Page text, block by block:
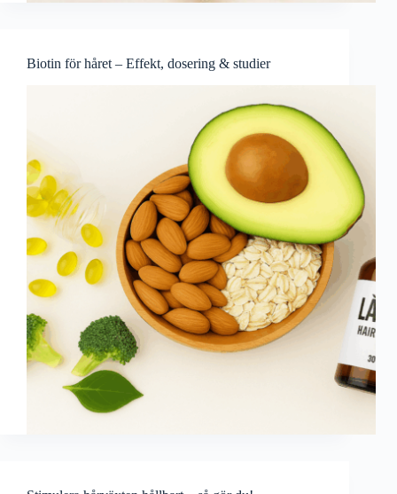
Biotin för håret – Effekt, dosering & studier